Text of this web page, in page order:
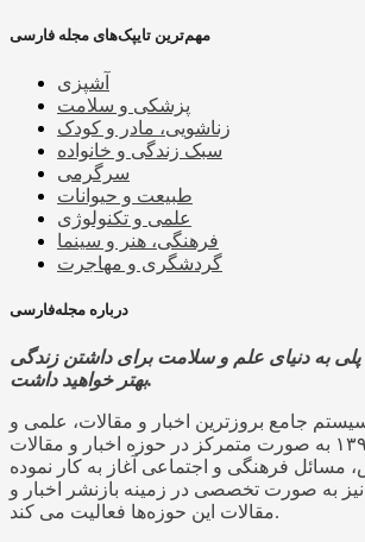
مهم‌ترین تایپک‌های مجله فارسی
آشپزی
پزشکی و سلامت
زناشویی، مادر و کودک
سبک زندگی و خانواده
سرگرمی
طبیعت و حیوانات
علمی و تکنولوژی
فرهنگی، هنر و سینما
گردشگری و مهاجرت
درباره مجله‌فارسی
به دنیای علم و سلامت برای داشتن زندگی
بهتر خواهید داشت.
جامع بروزترین اخبار و مقالات، علمی و
اجتماعی از سال ۱۳۹۵ به صورت متمرکز در حوزه اخبار و مقالات
مسائل فرهنگی و اجتماعی آغاز به کار نموده
به صورت تخصصی در زمینه بازنشر اخبار و
مقالات این حوزه‌ها فعالیت می کند.